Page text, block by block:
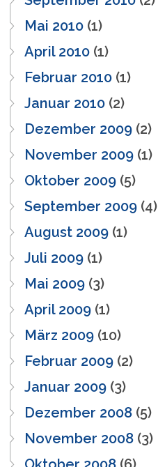
Mai 2010 (1)
April 2010 (1)
Februar 2010 (1)
Januar 2010 (2)
Dezember 2009 (2)
November 2009 (1)
Oktober 2009 (5)
September 2009 (4)
August 2009 (1)
Juli 2009 (1)
Mai 2009 (3)
April 2009 (1)
März 2009 (10)
Februar 2009 (2)
Januar 2009 (3)
Dezember 2008 (5)
November 2008 (3)